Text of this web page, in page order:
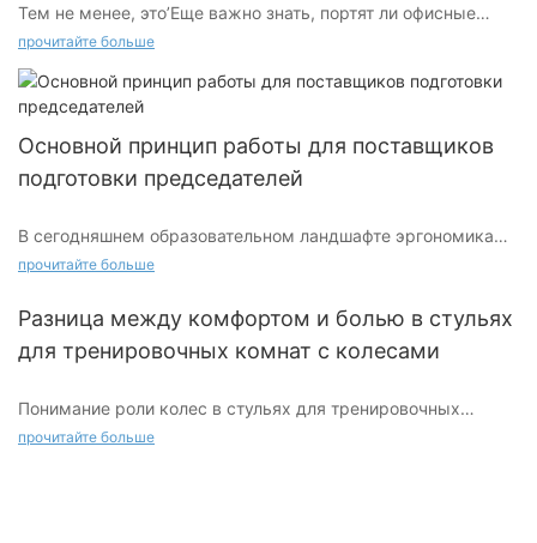
Тем не менее, это’Еще важно знать, портят ли офисные
стулья ваши ковры.
прочитайте больше
Основной принцип работы для поставщиков
подготовки председателей
В сегодняшнем образовательном ландшафте эргономика
играет ключевую роль в развитии окружающей среды,
только эстетика; Они являются практическим решением
физических требований современного образования. Плохая
осанка может привести к множеству проблем со
аппарата до боли в спине, что может негативно повлиять на
результаты обучения. Таким образом, поставщики учебных
прочитайте больше
Разница между комфортом и болью в стульях
для тренировочных комнат с колесами
Понимание роли колес в стульях для тренировочных
комнат
прочитайте больше